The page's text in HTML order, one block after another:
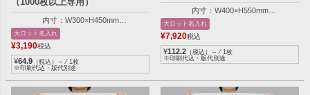
内寸：W300×H450mm
外寸：W310×H455mm
大ロット名入れ
¥3,190税込
¥64.9 （税込）～ ⁄ 1枚
※印刷代込・版代別途
内寸：W400×H550mm
外寸：W410×H555mm
大ロット名入れ
¥7,920税込
¥112.2 （税込）～ ⁄ 1枚
※印刷代込・版代別途